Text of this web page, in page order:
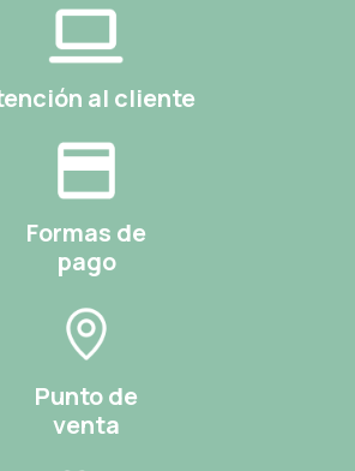
al cliente
Formas de
pago
Punto de
venta